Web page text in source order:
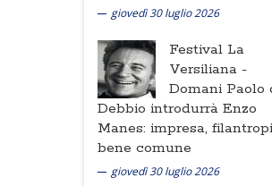
giovedì 30 luglio 2026
Festival La
Versiliana -
Domani Paolo
Debbio introdurrà Enzo
Manes: impresa,
bene comune
giovedì 30 luglio 2026